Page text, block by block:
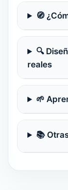
🧭
🔍
reales
🌱
📚